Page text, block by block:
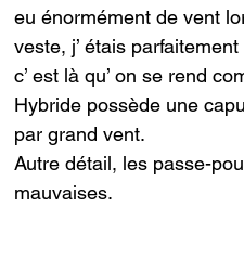
eu énormément de vent
veste, j’ étais
c’ est là qu’ on se rend
Hybride possède une
par grand vent.
Autre détail, les passe-
mauvaises.